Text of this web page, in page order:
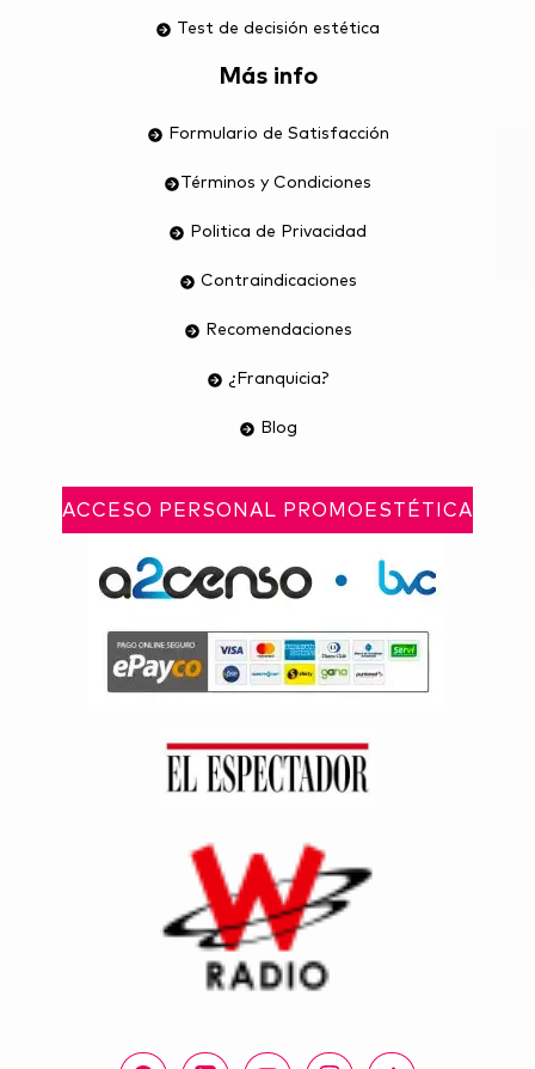
Test de decisión estética
Más info
Formulario de Satisfacción
Términos y Condiciones
Politica de Privacidad
Contraindicaciones
Recomendaciones
¿Franquicia?
Blog
ACCESO PERSONAL PROMOESTÉTICA